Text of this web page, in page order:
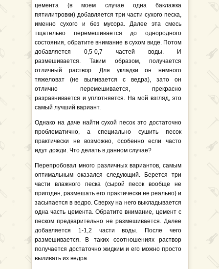
цемента (в моем случае одна баклажка
пятилитровки) добавляется три части сухого песка,
именно сухого и без мусора. Далее эта смесь
тщательно перемешивается до однородного
состояния, обратите внимание в сухом виде. Потом
добавляется 0,5-0,7 частей воды. И
размешивается. Таким образом, получается
отличный раствор. Для укладки он немного
тяжеловат (не выливается с ведра), зато он
отлично перемешивается, прекрасно
разравнивается и уплотняется. На мой взгляд, это
самый лучший вариант.
Однако на даче найти сухой песок это достаточно
проблематично, а специально сушить песок
практически не возможно, особенно если часто
идут дожди. Что делать в данном случае?
Перепробовал много различных вариантов, самым
оптимальным оказался следующий. Берется три
части влажного песка (сырой песок вообще не
пригоден, размешать его практически не реально) и
засыпается в ведро. Сверху на него выкладывается
одна часть цемента. Обратите внимание, цемент с
песком предварительно не размешивается. Далее
добавляется 1-1,2 части воды. После чего
размешивается. В таких соотношениях раствор
получается достаточно жидким и его можно просто
выливать из ведра.